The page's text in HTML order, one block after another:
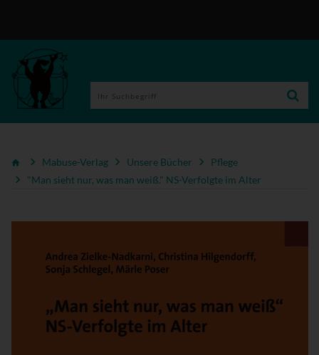
Mabuse-Verlag Unsere Bücher
Pflege
"Man sieht nur, was man weiß." NS-Verfolgte im Alter